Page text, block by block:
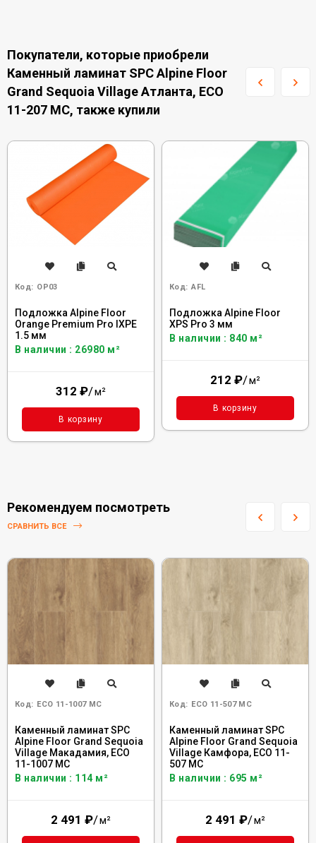
Покупатели, которые приобрели
Каменный ламинат SPC Alpine Floor
Grand Sequoia Village Атланта, ECO
11-207 MC, также купили
Код: OP03
Подложка Alpine Floor
Orange Premium Pro IXPE
1.5 мм
В наличии : 26980 м²
312 ₽/м²
В корзину
Код: AFL
Подложка Alpine Floor
XPS Pro 3 мм
В наличии : 840 м²
212 ₽/м²
В корзину
Рекомендуем посмотреть
СРАВНИТЬ ВСЕ
Код: ECO 11-1007 MC
Каменный ламинат SPC
Alpine Floor Grand Sequoia
Village Макадамия, ECO
11-1007 MC
В наличии : 114 м²
2 491 ₽/м²
Код: ECO 11-507 MC
Каменный ламинат SPC
Alpine Floor Grand Sequoia
Village Камфора, ECO 11-
507 MC
В наличии : 695 м²
2 491 ₽/м²